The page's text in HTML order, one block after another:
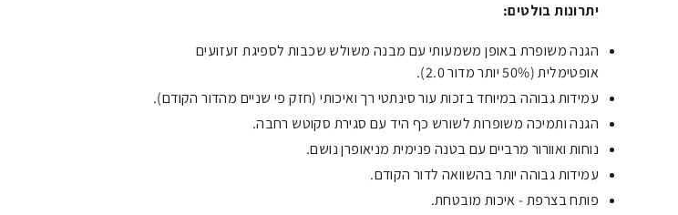
יתרונות בולטים:
הגנה משופרת באופן משמעותי עם מבנה משולש שכבות לספיגת זעזועים
אופטימלית (50% יותר מדור 2.0).
עמידות גבוהה במיוחד בזכות עור סינתטי רך ואיכותי (חזק פי שניים מהדור הקודם).
הגנה ותמיכה משופרות לשורש כף היד עם סגירת סקוטש רחבה.
נוחות ואוורור מרביים עם בטנה פנימית מניאופרן נושם.
עמידות גבוהה יותר בהשוואה לדור הקודם.
פותח בצרפת - איכות מובטחת.